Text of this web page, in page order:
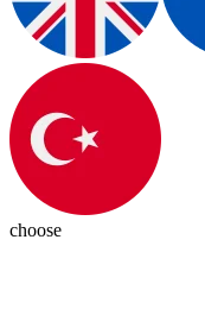
choose